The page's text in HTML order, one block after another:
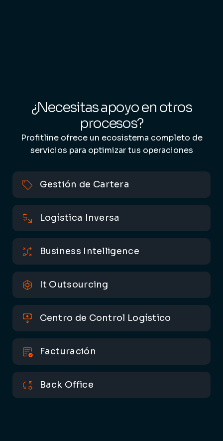
¿Necesitas apoyo en otros
procesos?
Profitline ofrece un ecosistema completo de
servicios para optimizar tus operaciones
Gestión de Cartera
Logística Inversa
Business Intelligence
It Outsourcing
Centro de Control Logístico
Facturación
Back Office